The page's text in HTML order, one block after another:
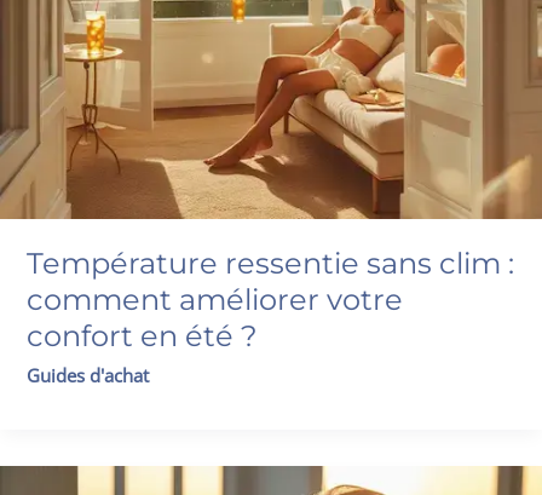
Température ressentie sans clim :
comment améliorer votre
confort en été ?
Guides d'achat